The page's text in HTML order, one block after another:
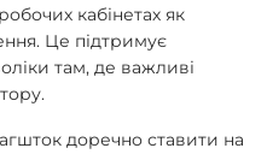
кабінетах як
Це підтримує
там, де важливі
доречно ставити на